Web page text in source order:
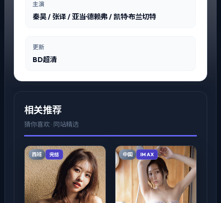
主演
秦昊 / 张译 / 亚当·德赖弗 / 凯特·布兰切特
更新
BD超清
相关推荐
猜你喜欢 · 同站精选
西班 完结 中国 IMAX